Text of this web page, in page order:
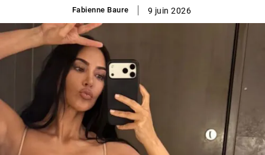
Fabienne Baure 9 juin 2026